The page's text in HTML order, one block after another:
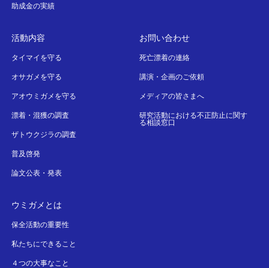
助成金の実績
活動内容
タイマイを守る
オサガメを守る
アオウミガメを守る
漂着・混獲の調査
ザトウクジラの調査
普及啓発
論文公表・発表
お問い合わせ
死亡漂着の連絡
講演・企画のご依頼
メディアの皆さまへ
研究活動における不正防止に関す
る相談窓口
ウミガメとは
保全活動の重要性
私たちにできること
４つの大事なこと